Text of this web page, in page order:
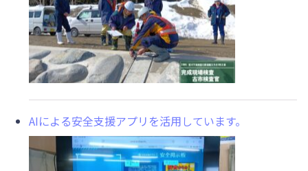
AIによる安全支援アプリを活用しています。